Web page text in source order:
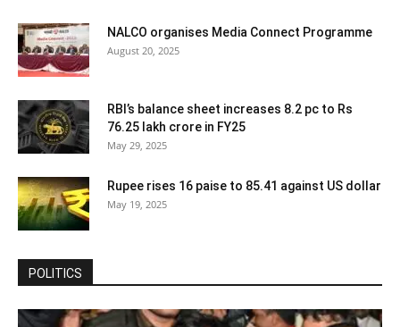
NALCO organises Media Connect Programme
August 20, 2025
RBI’s balance sheet increases 8.2 pc to Rs
76.25 lakh crore in FY25
May 29, 2025
Rupee rises 16 paise to 85.41 against US dollar
May 19, 2025
POLITICS